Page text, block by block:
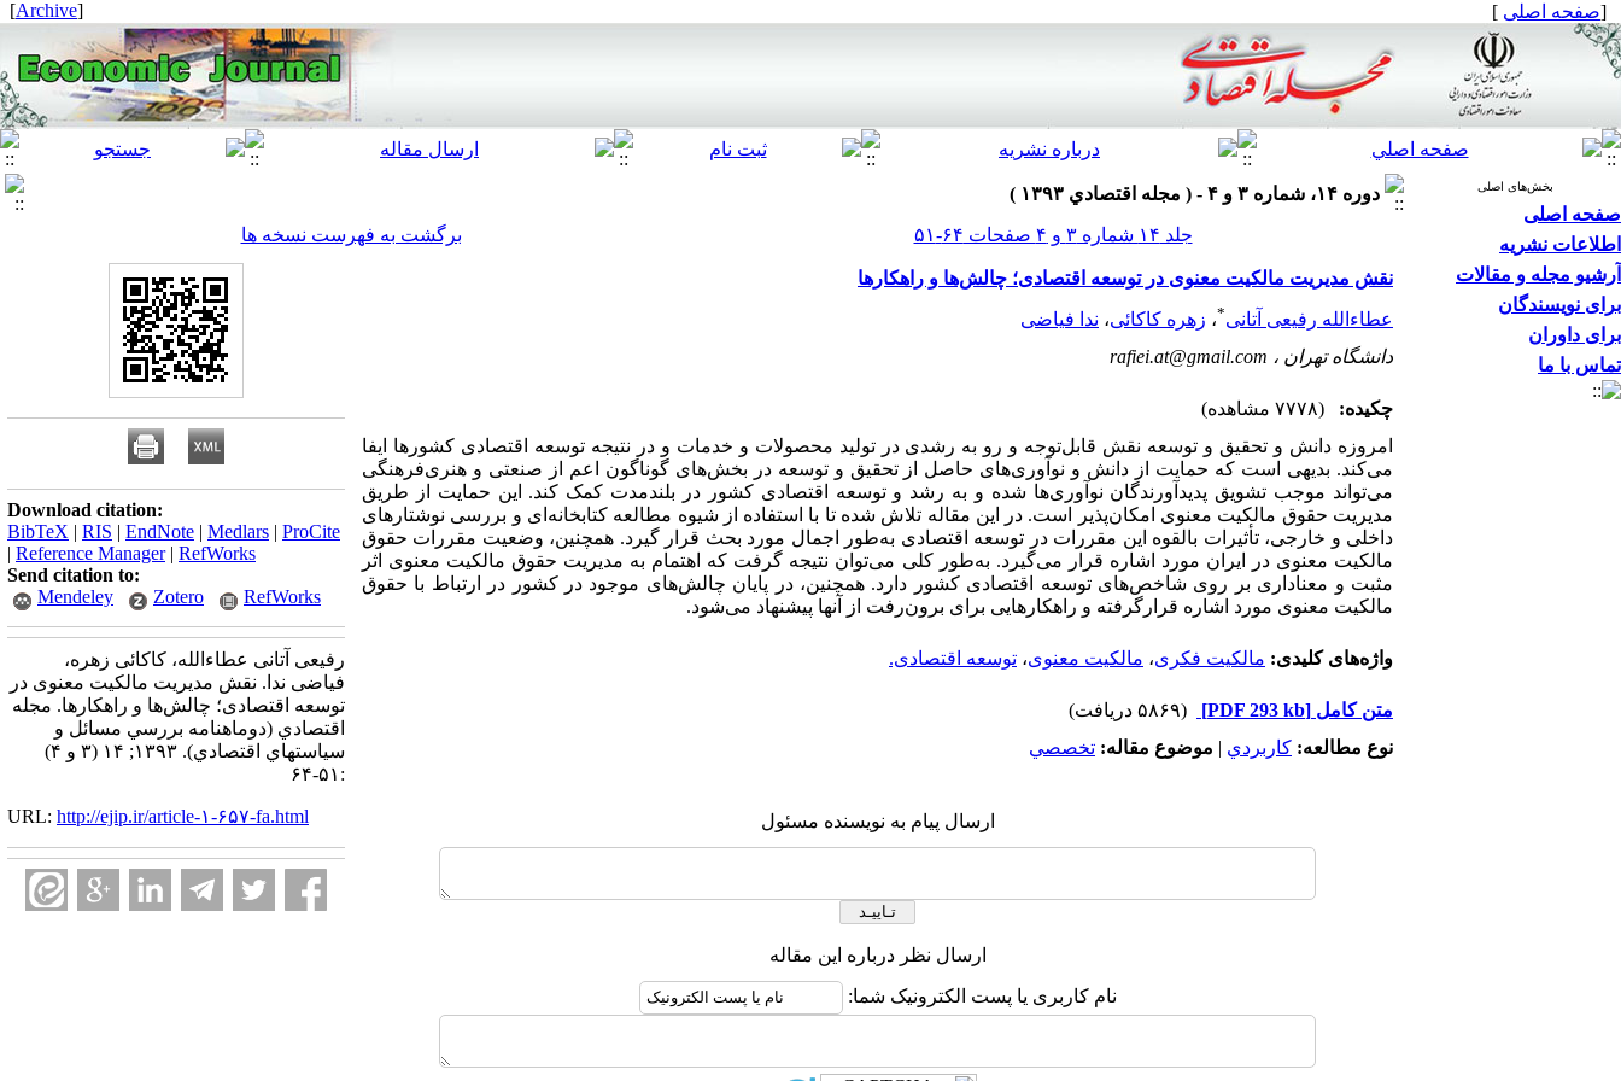
[صفحه اصلی ]
[
Archive
]
بخش‌های اصلی
صفحه اصلی
اطلاعات نشریه
آرشیو مجله و مقالات
برای نویسندگان
برای داوران
تماس با ما
دوره ۱۴، شماره ۳ و ۴ - ( مجله اقتصادي ۱۳۹۳ )
جلد ۱۴ شماره ۳ و ۴ صفحات ۶۴-۵۱
برگشت به فهرست نسخه ها
نقش مدیریت مالکیت معنوی در توسعه اقتصادی؛ چالش‌ها و راهکارها
عطاءالله رفیعی آتانی*، زهره کاکائی، ندا فیاضی
دانشگاه تهران ، rafiei.at@gmail.com
چکیده:
(۷۷۷۸ مشاهده)
امروزه دانش و تحقیق و توسعه نقش قابل‌توجه و رو به رشدی در تولید محصولات و خدمات و در نتیجه توسعه اقتصادی کشورها ایفا
می‌کند. بدیهی است که حمایت از دانش و نوآوری‌های حاصل از تحقیق و توسعه در بخش‌های گوناگون اعم از صنعتی و هنری‌فرهنگی
می‌تواند موجب تشویق پدیدآورندگان نوآوری‌ها شده و به رشد و توسعه اقتصادی کشور در بلندمدت کمک کند. این حمایت از طریق
مدیریت حقوق مالکیت معنوی امکان‌پذیر است. در این مقاله تلاش شده تا با استفاده از شیوه مطالعه کتابخانه‌ای و بررسی نوشتارهای
داخلی و خارجی، تأثیرات بالقوه این مقررات در توسعه اقتصادی به‌طور اجمال مورد بحث قرار گیرد. همچنین، وضعیت مقررات حقوق
مالکیت معنوی در ایران مورد اشاره قرار می‌گیرد. به‌طور کلی می‌توان نتیجه گرفت که اهتمام به مدیریت حقوق مالکیت معنوی اثر
مثبت و معنا‌داری بر روی شاخص‌های توسعه اقتصادی کشور دارد. همچنین، در پایان چالش‌های موجود در کشور در ارتباط با حقوق
مالکیت معنوی مورد اشاره قرارگرفته و راهکارهایی برای برون‌رفت از آنها پیشنهاد می‌شود.
واژه‌های کلیدی: مالکیت فکری، مالکیت معنوی، توسعه اقتصادی.
متن کامل [PDF 293 kb]
(۵۸۶۹ دریافت)
نوع مطالعه: كاربردي | موضوع مقاله: تخصصي
ارسال پیام به نویسنده مسئول
ارسال نظر درباره این مقاله
نام کاربری یا پست الکترونیک شما:
Download citation:
BibTeX | RIS | EndNote | Medlars | ProCite
| Reference Manager| RefWorks
Send citation to:
Mendeley
Zotero RefWorks
رفیعی آتانی عطاءالله، کاکائی زهره،
فیاضی ندا. نقش مدیریت مالکیت معنوی در
توسعه اقتصادی؛ چالش‌ها و راهکارها. مجله
اقتصادي (دوماهنامه بررسي مسائل و
سياستهاي اقتصادي). ۱۳۹۳; ۱۴ (۳ و ۴)
:۵۱-۶۴
URL: http://ejip.ir/article-۱-۶۵۷-fa.html